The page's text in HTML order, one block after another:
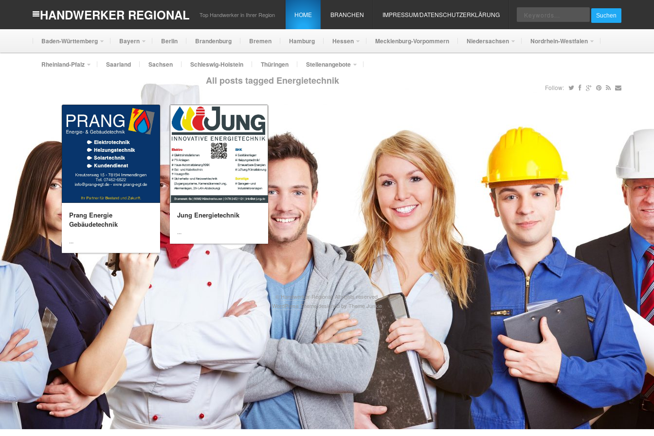
HANDWERKER REGIONAL Top Handwerker in Ihrer Region HOME BRANCHEN IMPRESSUM/DATENSCHUTZERKLÄRUNG Suchen
Baden-Württemberg Bayern Berlin Brandenburg Bremen Hamburg Hessen Mecklenburg-Vorpommern Niedersachsen Nordrhein-Westfalen
Rheinland-Pfalz Saarland Sachsen Schleswig-Holstein Thüringen Stellenangebote
Follow:
All posts tagged Energietechnik
Prang Energie
Gebäudetechnik
...
Jung Energietechnik
...
© Handwerker Regional. All rights reserved.
WordPress Themedesigned byTheme Junkie